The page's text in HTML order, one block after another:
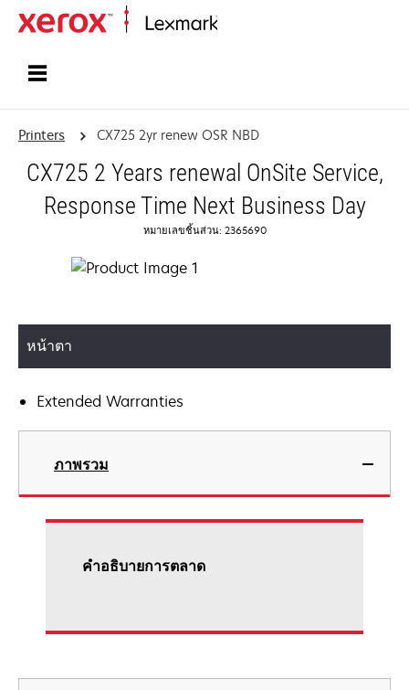
Printers CX725 2yr renew OSR NBD
CX725 2 Years renewal OnSite Service,
Response Time Next Business Day
หมายเลขชิ้นส่วน: 2365690
หน้าตา
Extended Warranties
ภาพรวม
คําอธิบายการตลาด